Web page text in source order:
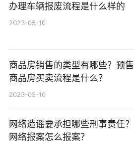
办理车辆报废流程是什么样的
2023-05-10
商品房销售的类型有哪些？预售
商品房买卖流程是什么？
2023-05-10
网络造谣要承担哪些刑事责任？
网络报案怎么报案？